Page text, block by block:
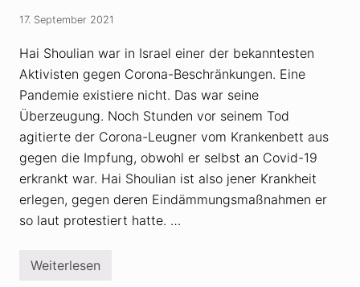
17. September 2021
Hai Shoulian war in Israel einer der bekanntesten
Aktivisten gegen Corona-Beschränkungen. Eine
Pandemie existiere nicht. Das war seine
Überzeugung. Noch Stunden vor seinem Tod
agitierte der Corona-Leugner vom Krankenbett aus
gegen die Impfung, obwohl er selbst an Covid-19
erkrankt war. Hai Shoulian ist also jener Krankheit
erlegen, gegen deren Eindämmungsmaßnahmen er
so laut protestiert hatte. …
I
Weiterlesen